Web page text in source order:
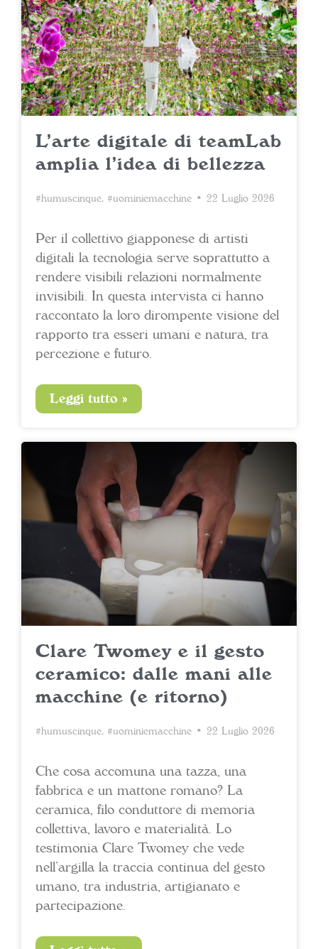
L’arte digitale di teamLab
amplia l’idea di bellezza
#humuscinque, #uominiemacchine • 22 Luglio 2026
Per il collettivo giapponese di artisti
digitali la tecnologia serve soprattutto a
rendere visibili relazioni normalmente
invisibili. In questa intervista ci hanno
raccontato la loro dirompente visione del
rapporto tra esseri umani e natura, tra
percezione e futuro.
Leggi tutto »
Clare Twomey e il gesto
ceramico: dalle mani alle
macchine (e ritorno)
#humuscinque, #uominiemacchine • 22 Luglio 2026
Che cosa accomuna una tazza, una
fabbrica e un mattone romano? La
ceramica, filo conduttore di memoria
collettiva, lavoro e materialità. Lo
testimonia Clare Twomey che vede
nell’argilla la traccia continua del gesto
umano, tra industria, artigianato e
partecipazione.